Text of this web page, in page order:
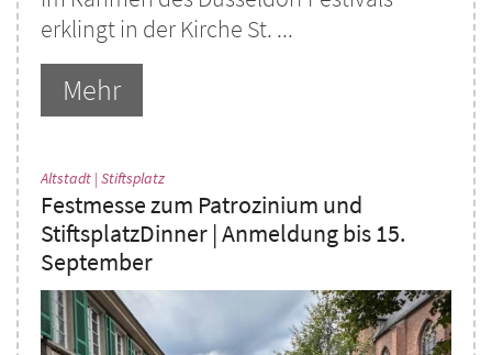
erklingt in der Kirche St. ...
Mehr
Altstadt | Stiftsplatz:
Festmesse zum Patrozinium und
StiftsplatzDinner | Anmeldung bis 15.
September